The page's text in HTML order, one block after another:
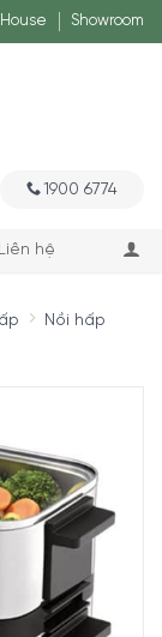
Showroom
1900 6774
Liên hệ
Nồi hấp